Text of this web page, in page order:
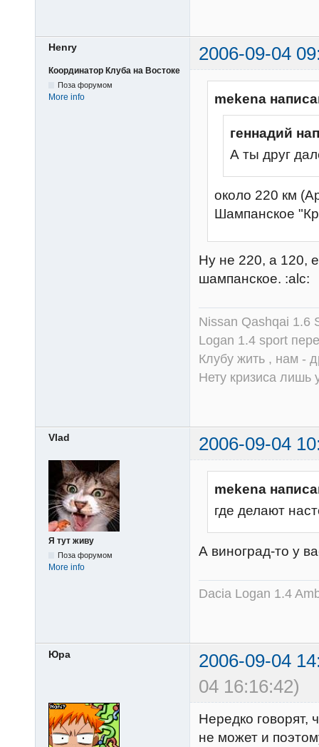
Henry 2006-09-04
Координатор Клуба на Востоке
Поза форумом
More info mekena
геннадий
А ты друг
около 220 км
Шампанское
Ну не 220, а 120,
шампанское. :alc:
Nissan Qashqai 1.6
Logan 1.4 sport
Клубу жить , нам -
Нету кризиса
Vlad 2006-09-04
Я тут живу
Поза форумом
More info
mekena
где делают
А виноград-то у
Dacia Logan 1.4
Юра
2006-09-04
04 16:16:42)
Нередко говорят,
не может и